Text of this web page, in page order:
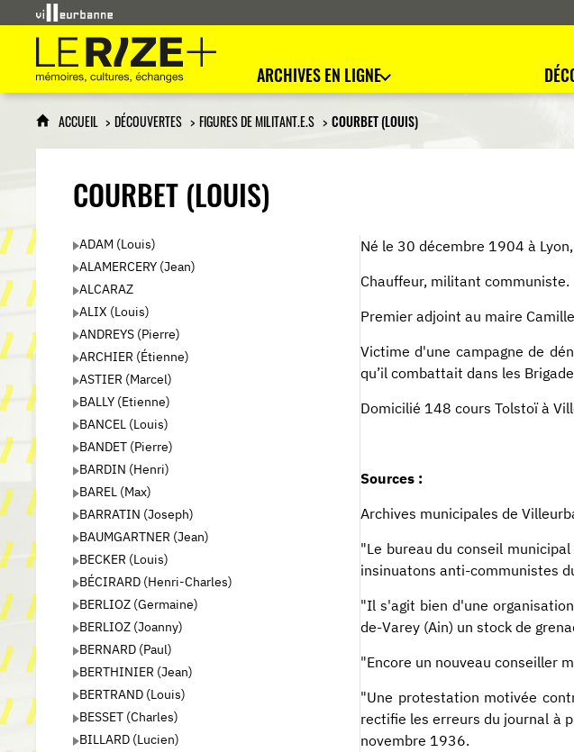
Le Rize+
mémoires, cultures, échanges
ARCHIVES EN LIGNE
ACCUEIL DÉCOUVERTES FIGURES DE MILITANT.E.S COURBET (LOUIS)
COURBET (LOUIS)
Né le 30 décembre 1904 à
Chauffeur, militant communiste.
Premier adjoint au maire
Victime d'une campagne de
qu’il combattait dans les
Domicilié 148 cours Tolstoï à
Sources :
Archives municipales de
"Le bureau du conseil
insinuatons anti-communistes
"Il s'agit bien d'une
de-Varey (Ain) un stock de
"Encore un nouveau conseiller
"Une protestation motivée
rectifie les erreurs du journal à
novembre 1936.
ADAM (Louis)
ALAMERCERY (Jean)
ALCARAZ
ALIX (Louis)
ANDREYS (Pierre)
ARCHIER (Étienne)
ASTIER (Marcel)
BALLY (Etienne)
BANCEL (Louis)
BANDET (Pierre)
BARDIN (Henri)
BAREL (Max)
BARRATIN (Joseph)
BAUMGARTNER (Jean)
BECKER (Louis)
BÉCIRARD (Henri-Charles)
BERLIOZ (Germaine)
BERLIOZ (Joanny)
BERNARD (Paul)
BERTHINIER (Jean)
BERTRAND (Louis)
BESSET (Charles)
BILLARD (Lucien)